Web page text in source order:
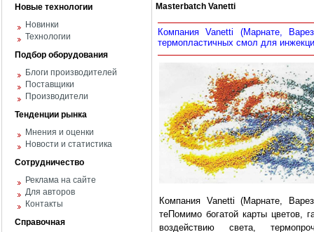
Новые технологии
Новинки
Технологии
Подбор оборудования
Блоги производителей
Поставщики
Производители
Тенденции рынка
Мнения и оценки
Новости и статистика
Сотрудничество
Реклама на сайте
Для авторов
Контакты
Справочная
Masterbatch Vanetti
Компания Vanetti (Марнате,
термопластичных смол для
Компания Vanetti (Марнате,
теПомимо богатой карты цветов,
воздействию света,